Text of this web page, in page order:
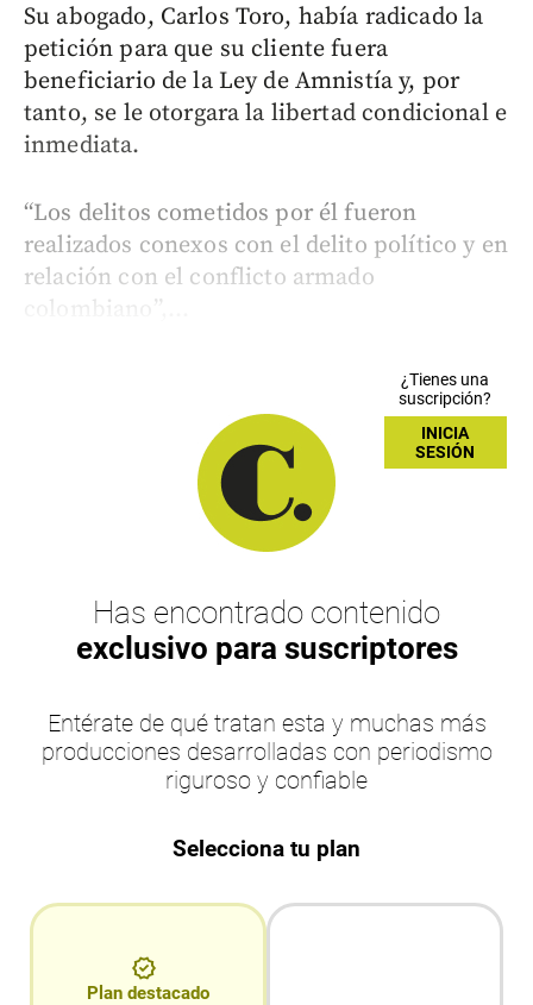
Su abogado, Carlos Toro, había radicado la
petición para que su cliente fuera
beneficiario de la Ley de Amnistía y, por
tanto, se le otorgara la libertad condicional e
inmediata.
“Los delitos cometidos por él fueron
realizados conexos con el delito político y en
relación con el conflicto armado
colombiano”,...
¿Tienes una
suscripción?
INICIA
SESIÓN
Has encontrado contenido
exclusivo para suscriptores
Entérate de qué tratan esta y muchas más
producciones desarrolladas con periodismo
riguroso y confiable
Selecciona tu plan
Plan destacado